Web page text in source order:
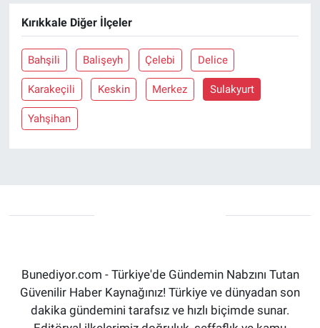
Kırıkkale Diğer İlçeler
Bahşili Balişeyh Çelebi Delice
Karakeçili Keskin Merkez Sulakyurt
Yahşihan
Bunediyor.com - Türkiye'de Gündemin Nabzını Tutan
Güvenilir Haber Kaynağınız! Türkiye ve dünyadan son
dakika gündemini tarafsız ve hızlı biçimde sunar.